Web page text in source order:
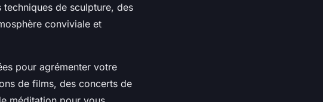
de sculpture, des
conviviale et
pour agrémenter votre
de films, des concerts de